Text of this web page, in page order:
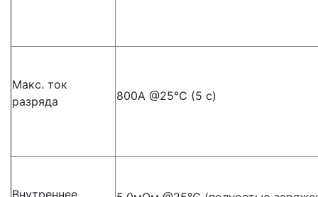
Макс. ток
разряда
800A @25°C (5 с)
Внутреннее